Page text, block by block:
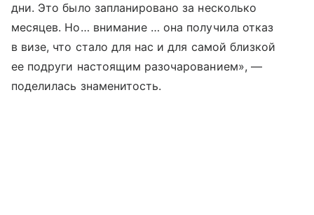
дни. Это было запланировано за несколько
месяцев. Но… внимание … она получила отказ
в визе, что стало для нас и для самой близкой
ее подруги настоящим разочарованием», —
поделилась знаменитость.